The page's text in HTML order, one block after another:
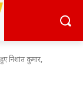
निशांत कुमार,